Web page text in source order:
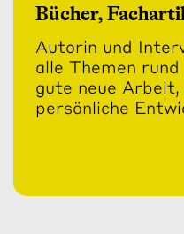
Bücher,
Autorin und
alle Themen
gute neue Arbeit,
persönliche